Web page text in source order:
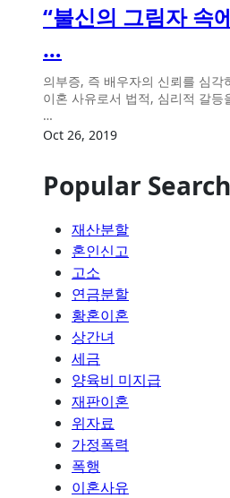
“불신의 그림자 속
…
의부증, 즉 배우자의 신뢰를 심각
이혼 사유로서 법적, 심리적 갈등
…
Oct 26, 2019
Popular
재산분할
혼인신고
고소
연금분할
황혼이혼
상간녀
세금
양육비 미지급
재판이혼
위자료
가정폭력
폭행
이혼사유